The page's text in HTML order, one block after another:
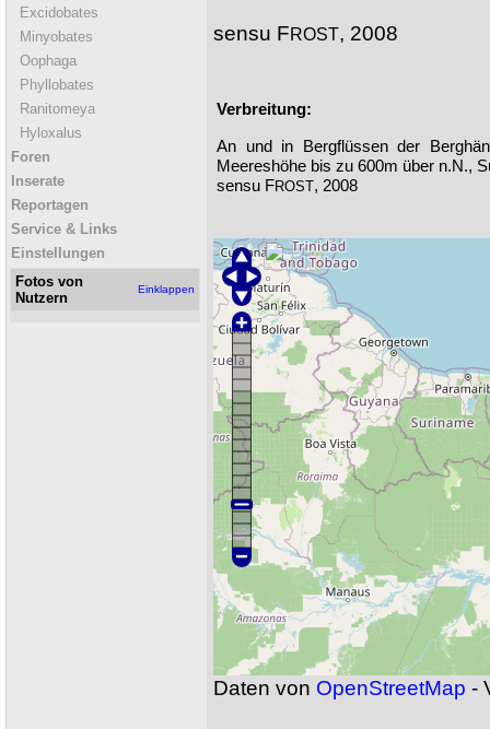
Excidobates
Minyobates
Oophaga
Phyllobates
Ranitomeya
Hyloxalus
Foren
Inserate
Reportagen
Service & Links
Einstellungen
Fotos von
Nutzern
Einklappen
sensu FROST, 2008
Verbreitung:
An und in Bergflüssen der
Meereshöhe bis zu 600m über n.N.,
sensu FROST, 2008
Daten von OpenStreetMap -